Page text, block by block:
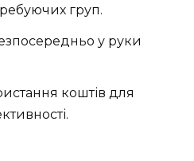
груп.
у руки
коштів для